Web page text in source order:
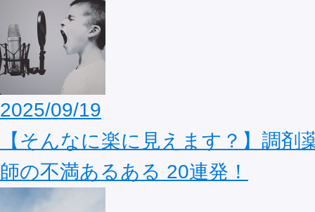
2025/09/19
【そんなに楽に見えます？】調剤
師の不満あるある 20連発！